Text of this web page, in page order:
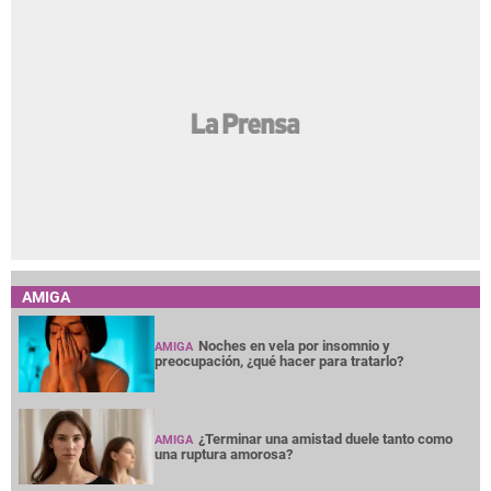
AMIGA
AMIGA Noches en vela por insomnio y
preocupación, ¿qué hacer para tratarlo?
AMIGA ¿Terminar una amistad duele tanto como
una ruptura amorosa?